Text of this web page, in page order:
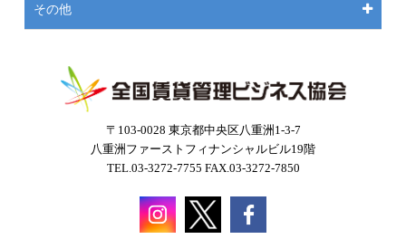
〒103-0028 東京都中央区八重洲1-3-7
八重洲ファーストフィナンシャルビル19階
TEL.03-3272-7755 FAX.03-3272-7850
その他